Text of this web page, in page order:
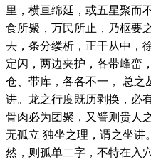
里，横亘绵延，或五星聚而
食所聚，万民所止，乃枢要
去，条分缕析，正干从中，
定闪，两边夹护，各带峰峦
仓、带库，各各不一， 总之
讲。龙之行度既历剥换，必
骨肉必为团聚，又譬则贵人
无孤立 独坐之理，谓之坐讲
然，则孤单二字，不特在入